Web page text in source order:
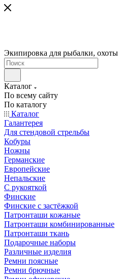
Экипировка для рыбалки,
Каталог
По всему сайту
По каталогу
Каталог
Галантерея
Для стендовой стрельбы
Кобуры
Ножны
Германские
Европейские
Непальские
С рукояткой
Финские
Финские с застёжкой
Патронташи кожаные
Патронташи комбинированные
Патронташи ткань
Подарочные наборы
Различные изделия
Ремни поясные
Ремни брючные